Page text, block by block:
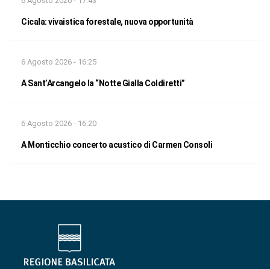
Cicala: vivaistica forestale, nuova opportunità
6 Agosto 2026 - 16:25
A Sant’Arcangelo la “Notte Gialla Coldiretti”
6 Agosto 2026 - 16:20
A Monticchio concerto acustico di Carmen Consoli